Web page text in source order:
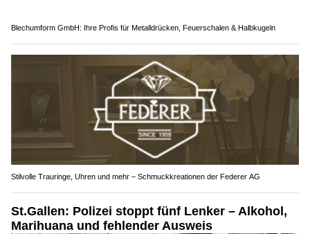
Blechumform GmbH: Ihre Profis für Metalldrücken, Feuerschalen & Halbkugeln
Stilvolle Trauringe, Uhren und mehr – Schmuckkreationen der Federer AG
St.Gallen: Polizei stoppt fünf Lenker – Alkohol,
Marihuana und fehlender Ausweis